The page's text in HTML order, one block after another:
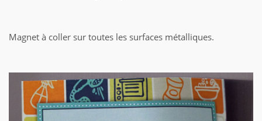
Magnet à coller sur toutes les surfaces métalliques.